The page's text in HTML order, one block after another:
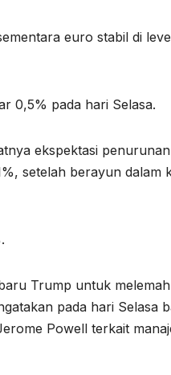
euro stabil di
0,5% pada hari Selasa.
ekspektasi
setelah berayun dalam
Trump untuk
pada hari Selasa
Powell terkait